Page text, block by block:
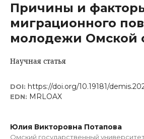
Причины и
миграционного
молодежи Омской
Научная статья
DOI: https://doi.org/10.19181/
EDN: MRLOAX
Юлия Викторовна Потапова
Омский государственный